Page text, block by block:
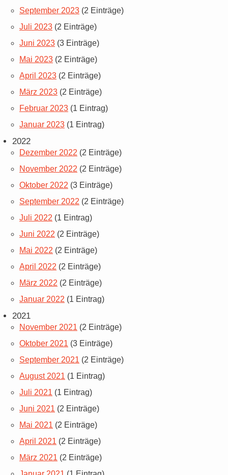
September 2023 (2 Einträge)
Juli 2023 (2 Einträge)
Juni 2023 (3 Einträge)
Mai 2023 (2 Einträge)
April 2023 (2 Einträge)
März 2023 (2 Einträge)
Februar 2023 (1 Eintrag)
Januar 2023 (1 Eintrag)
2022
Dezember 2022 (2 Einträge)
November 2022 (2 Einträge)
Oktober 2022 (3 Einträge)
September 2022 (2 Einträge)
Juli 2022 (1 Eintrag)
Juni 2022 (2 Einträge)
Mai 2022 (2 Einträge)
April 2022 (2 Einträge)
März 2022 (2 Einträge)
Januar 2022 (1 Eintrag)
2021
November 2021 (2 Einträge)
Oktober 2021 (3 Einträge)
September 2021 (2 Einträge)
August 2021 (1 Eintrag)
Juli 2021 (1 Eintrag)
Juni 2021 (2 Einträge)
Mai 2021 (2 Einträge)
April 2021 (2 Einträge)
März 2021 (2 Einträge)